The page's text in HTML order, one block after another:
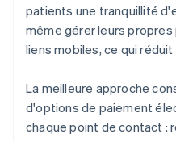
patients une tranquillité
même gérer leurs
liens mobiles, ce qui
La meilleure approche
d'options de paiement
chaque point de contact :